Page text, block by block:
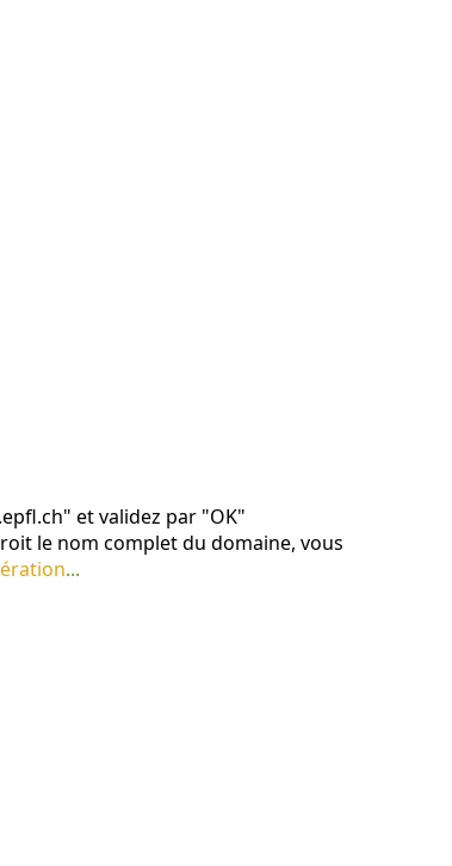
et validez par "OK"
le nom complet du domaine, vous
...